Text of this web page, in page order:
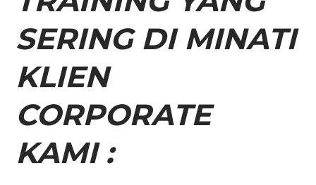
SERING DI MINATI
KLIEN
CORPORATE
KAMI :